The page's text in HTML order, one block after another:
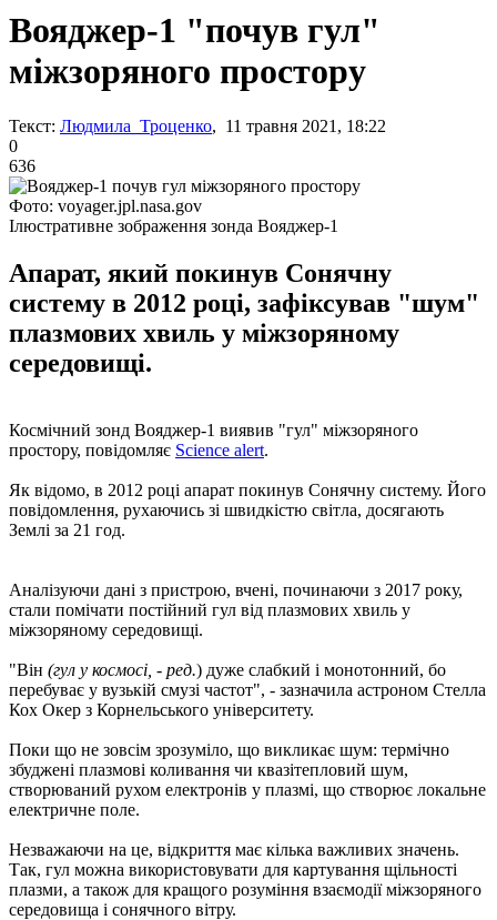
Вояджер-1 "почув гул"
міжзоряного простору
Текст: Людмила Троценко, 11 травня 2021, 18:22
0
636
Фото: voyager.jpl.nasa.gov
Ілюстративне зображення зонда Вояджер-1
Апарат, який покинув Сонячну
систему в 2012 році, зафіксував "шум"
плазмових хвиль у міжзоряному
середовищі.
Космічний зонд Вояджер-1 виявив "гул" міжзоряного
простору, повідомляє Science alert.
Як відомо, в 2012 році апарат покинув Сонячну систему. Його
повідомлення, рухаючись зі швидкістю світла, досягають
Землі за 21 год.
Аналізуючи дані з пристрою, вчені, починаючи з 2017 року,
стали помічати постійний гул від плазмових хвиль у
міжзоряному середовищі.
"Він (гул у космосі, - ред.) дуже слабкий і монотонний, бо
перебуває у вузькій смузі частот", - зазначила астроном Стелла
Кох Окер з Корнельського університету.
Поки що не зовсім зрозуміло, що викликає шум: термічно
збуджені плазмові коливання чи квазітепловий шум,
створюваний рухом електронів у плазмі, що створює локальне
електричне поле.
Незважаючи на це, відкриття має кілька важливих значень.
Так, гул можна використовувати для картування щільності
плазми, а також для кращого розуміння взаємодії міжзоряного
середовища і сонячного вітру.